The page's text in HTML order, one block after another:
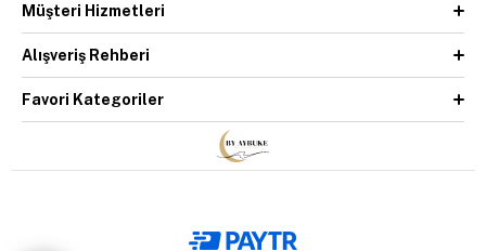
Müşteri Hizmetleri
Alışveriş Rehberi
Favori Kategoriler